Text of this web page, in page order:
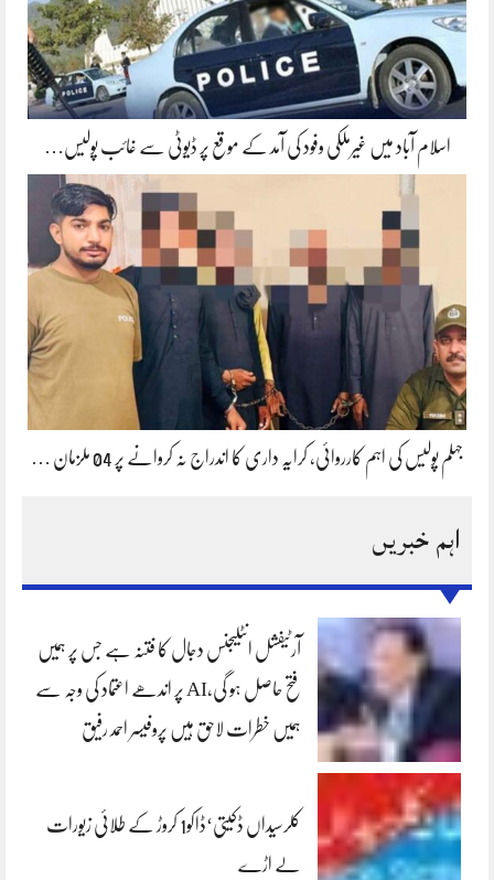
اسلام آباد میں غیرملکی وفود کی آمد کے موقع پر ڈیوٹی سے غائب پولیس…
جہلم پولیس کی اہم کارروائی، کرایہ داری کا اندراج نہ کروانے پر 04 ملزمان …
اہم خبریں
آرٹیفشل انٹلیجنس دجال کا فتنہ ہے جس پر ہمیں
فتح حاصل ہو گی،AI پر اندھے اعتماد کی وجہ سے
ہمیں خطرات لاحق ہیں پروفیسر احمد رفیق
کلرسیداں ڈکیتی‘ڈاکو1 کروڑ کے طلائی زیورات
لے اڑے